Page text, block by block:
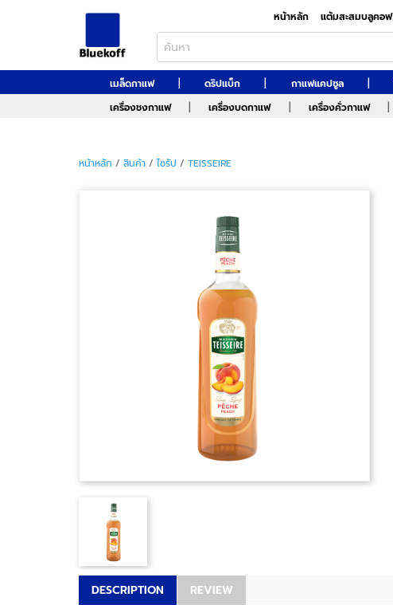
หน้าหลัก แต้มสะสมบลูคอฟ
เมล็ดกาแฟ | ดริปแบ็ก | กาแฟแคปซูล |
เครื่องชงกาแฟ | เครื่องบดกาแฟ | เครื่องคั่วกาแฟ |
หน้าหลัก / สินค้า / ไซรัป / TEISSEIRE
DESCRIPTION REVIEW